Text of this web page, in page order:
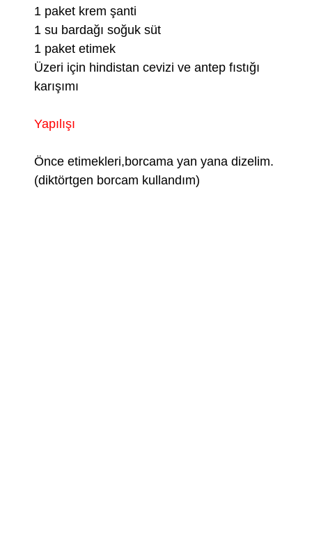
1 paket krem şanti
1 su bardağı soğuk süt
1 paket etimek
Üzeri için hindistan cevizi ve antep fıstığı
karışımı
Yapılışı
Önce etimekleri,borcama yan yana dizelim.
(diktörtgen borcam kullandım)